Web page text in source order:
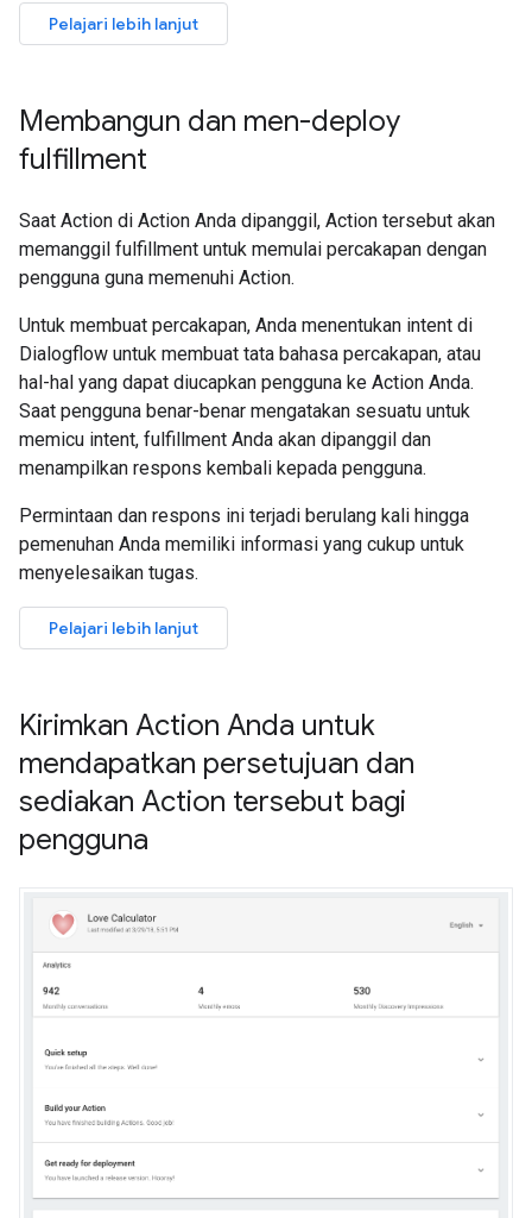
Pelajari lebih lanjut
Membangun dan men-deploy
fulfillment
Saat Action di Action Anda dipanggil, Action tersebut akan
memanggil fulfillment untuk memulai percakapan dengan
pengguna guna memenuhi Action.
Untuk membuat percakapan, Anda menentukan intent di
Dialogflow untuk membuat tata bahasa percakapan, atau
hal-hal yang dapat diucapkan pengguna ke Action Anda.
Saat pengguna benar-benar mengatakan sesuatu untuk
memicu intent, fulfillment Anda akan dipanggil dan
menampilkan respons kembali kepada pengguna.
Permintaan dan respons ini terjadi berulang kali hingga
pemenuhan Anda memiliki informasi yang cukup untuk
menyelesaikan tugas.
Pelajari lebih lanjut
Kirimkan Action Anda untuk
mendapatkan persetujuan dan
sediakan Action tersebut bagi
pengguna